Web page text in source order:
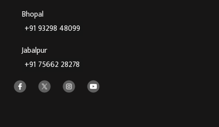
Bhopal
+91 93298 48099
Jabalpur
+91 75662 28278